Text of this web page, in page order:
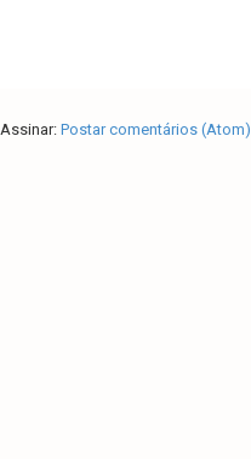
Assinar: Postar comentários (Atom)